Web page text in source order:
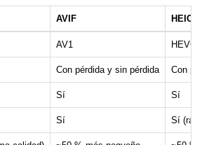
AVIF HEIC
AV1 HEVC
Con pérdida y sin pérdida Con
Sí Sí
Sí Sí